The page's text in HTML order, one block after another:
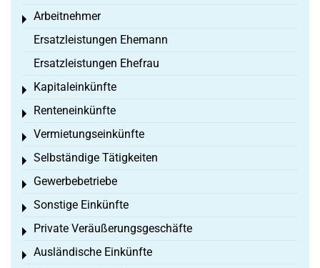
Arbeitnehmer
Toggle menu
Ersatzleistungen Ehemann
Ersatzleistungen Ehefrau
Kapitaleinkünfte
Toggle menu
Renteneinkünfte
Toggle menu
Vermietungseinkünfte
Toggle menu
Selbständige Tätigkeiten
Toggle menu
Gewerbebetriebe
Toggle menu
Sonstige Einkünfte
Toggle menu
Private Veräußerungsgeschäfte
Toggle menu
Ausländische Einkünfte
Toggle menu